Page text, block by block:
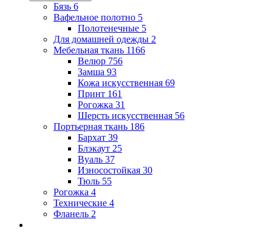
Бязь 6
Вафельное полотно 5
Полотенечные 5
Для домашней одежды 2
Мебельная ткань 1166
Велюр 756
Замша 93
Кожа искусственная 69
Принт 161
Рогожка 31
Шерсть искусственная 56
Портьерная ткань 186
Бархат 39
Блэкаут 25
Вуаль 37
Износостойкая 30
Тюль 55
Рогожка 4
Технические 4
Фланель 2